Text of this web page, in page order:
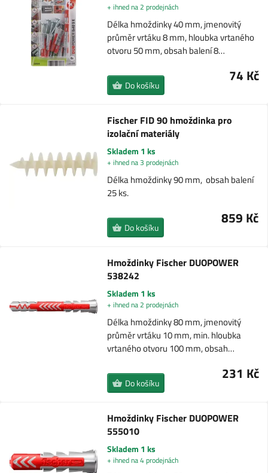
+ ihned na 2 prodejnách
Délka hmoždinky 40 mm, jmenovitý
průměr vrtáku 8 mm, hloubka vrtaného
otvoru 50 mm, obsah balení 8…
74 Kč
Do košíku
Fischer FID 90 hmoždinka pro
izolační materiály
Skladem 1 ks
+ ihned na 3 prodejnách
Délka hmoždinky 90 mm, obsah balení
25 ks.
859 Kč
Do košíku
Hmoždinky Fischer DUOPOWER
538242
Skladem 1 ks
+ ihned na 2 prodejnách
Délka hmoždinky 80 mm, jmenovitý
průměr vrtáku 10 mm, min. hloubka
vrtaného otvoru 100 mm, obsah…
231 Kč
Do košíku
Hmoždinky Fischer DUOPOWER
555010
Skladem 1 ks
+ ihned na 4 prodejnách